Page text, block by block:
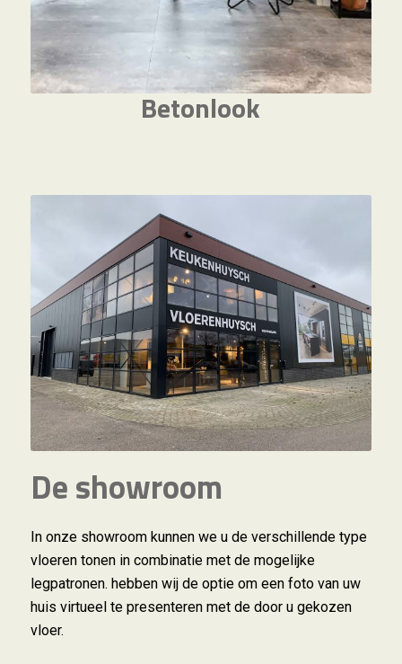
Betonlook
De showroom
In onze showroom kunnen we u de verschillende type
vloeren tonen in combinatie met de mogelijke
legpatronen. hebben wij de optie om een foto van uw
huis virtueel te presenteren met de door u gekozen
vloer.